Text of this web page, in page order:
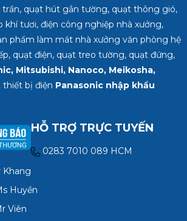
quạt hút gắn tường, quạt thông gió,
khí tươi, điện công nghiệp nhà xưởng,
phẩm làm mát nhà xưởng văn phòng hệ
quạt điện, quạt treo tường, quạt đứng,
Mitsubishi, Nanoco, Meikosha,
thiết bị điện Panasonic nhập khẩu
HỖ TRỢ TRỰC TUYẾN
0283 7010 089 HCM
Khang
Huyền
Viên